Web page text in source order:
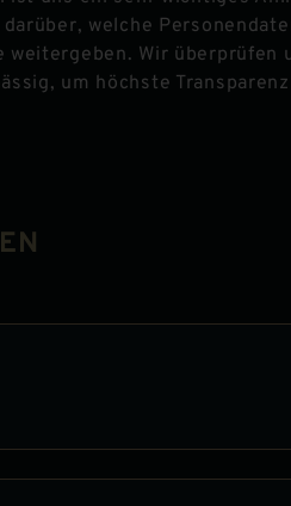
welche
weitergeben. Wir überprüfen
um höchste Transparenz